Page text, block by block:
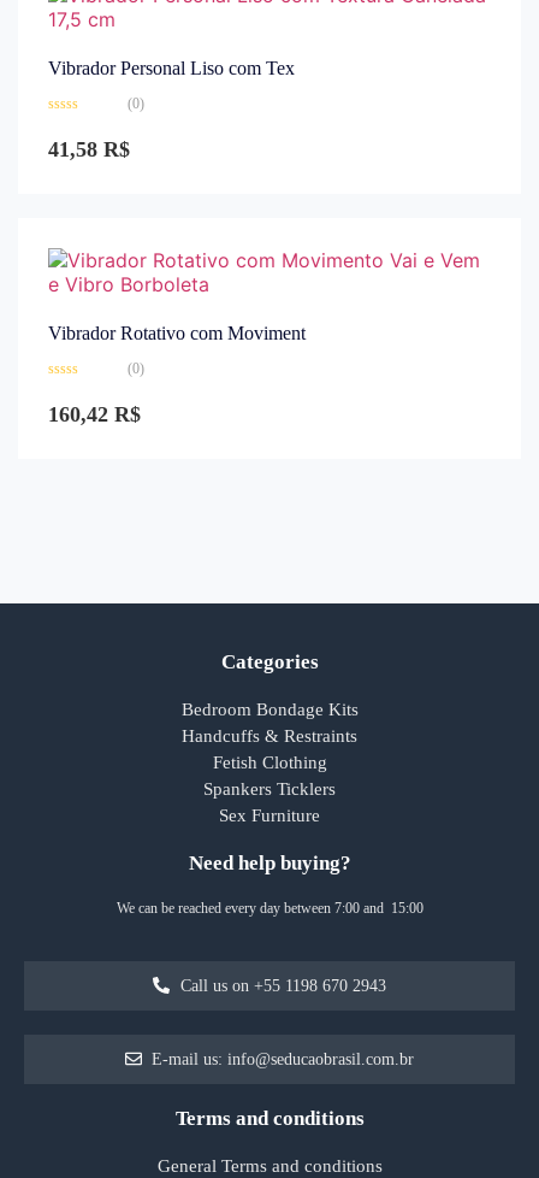
Vibrador Personal Liso com Tex
0
de
(0)
41,58 R$
Vibrador Rotativo com Moviment
0
de
(0)
160,42 R$
Categories
Bedroom Bondage Kits
Handcuffs & Restraints
Fetish Clothing
Spankers Ticklers
Sex Furniture
Need help buying?
We can be reached every day between 7:00 and 15:00
Call us on +55 1198 670 2943
E-mail us: info@seducaobrasil.com.br
Terms and conditions
General Terms and conditions